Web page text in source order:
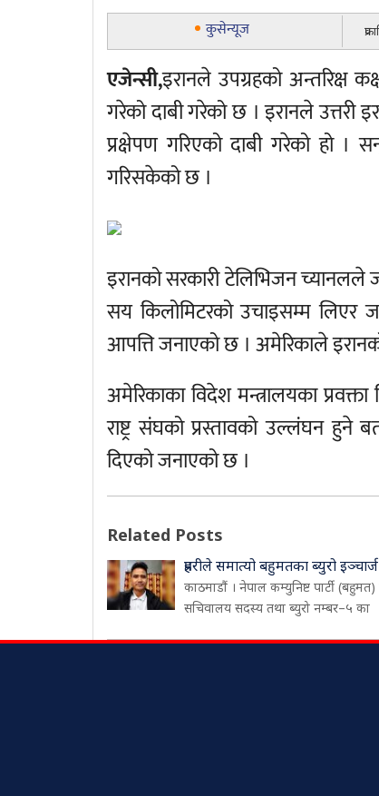
कुसेन्यूज
एजेन्सी,इरानले उपग्रहको अन्तरिक्ष
गरेको दाबी गरेको छ । इरानले उत्तरी
प्रक्षेपण गरिएको दाबी गरेको हो
गरिसकेको छ ।
इरानको सरकारी टेलिभिजन च्यानलले
सय किलोमिटरको उचाइसम्म लिएर
आपत्ति जनाएको छ । अमेरिकाले
अमेरिकाका विदेश मन्त्रालयका
राष्ट्र संघको प्रस्तावको उल्लंघन
दिएको जनाएको छ ।
Related Posts
प्रहरीले समात्यो बहुमतका ब्युरो इञ्चार्ज
काठमाडौं । नेपाल कम्युनिष्ट पार्टी (बहुमत)
सचिवालय सदस्य तथा ब्युरो नम्बर–५ का